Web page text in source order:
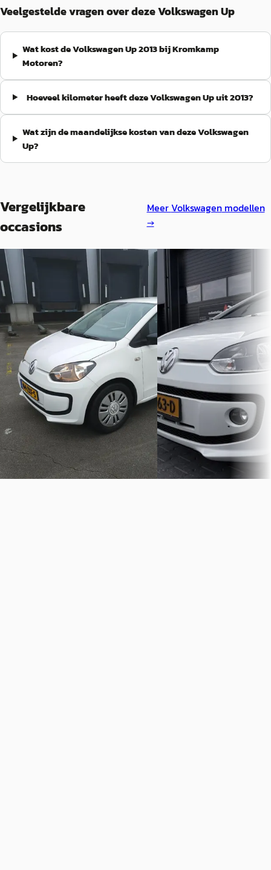
Veelgestelde vragen over deze Volkswagen Up
Wat kost de Volkswagen Up 2013 bij Kromkamp
Motoren?
Hoeveel kilometer heeft deze Volkswagen Up uit 2013?
Wat zijn de maandelijkse kosten van deze Volkswagen
Up?
Vergelijkbare
occasions
MeerVolkswagenmodellen
→
Volkswagen Up! · 2013
1.0 take up! BlueMotion / Airco / 5
Drs
€ 4.395
v.a. € 93/mnd
2013 · 193.702 km · Benzine ·
Handgeschakeld
Occauto.nl· ENKHUIZEN
Bekijk aanbieding →
Vergelijk
Volkswagen Up!
1.0 CLUB UP
€ 5.995
v.a. € 127/mnd
2015 · 121.000 km ·
Handgeschakeld
MVG Automotive·
Bekijk aanbieding →
Vergelijk